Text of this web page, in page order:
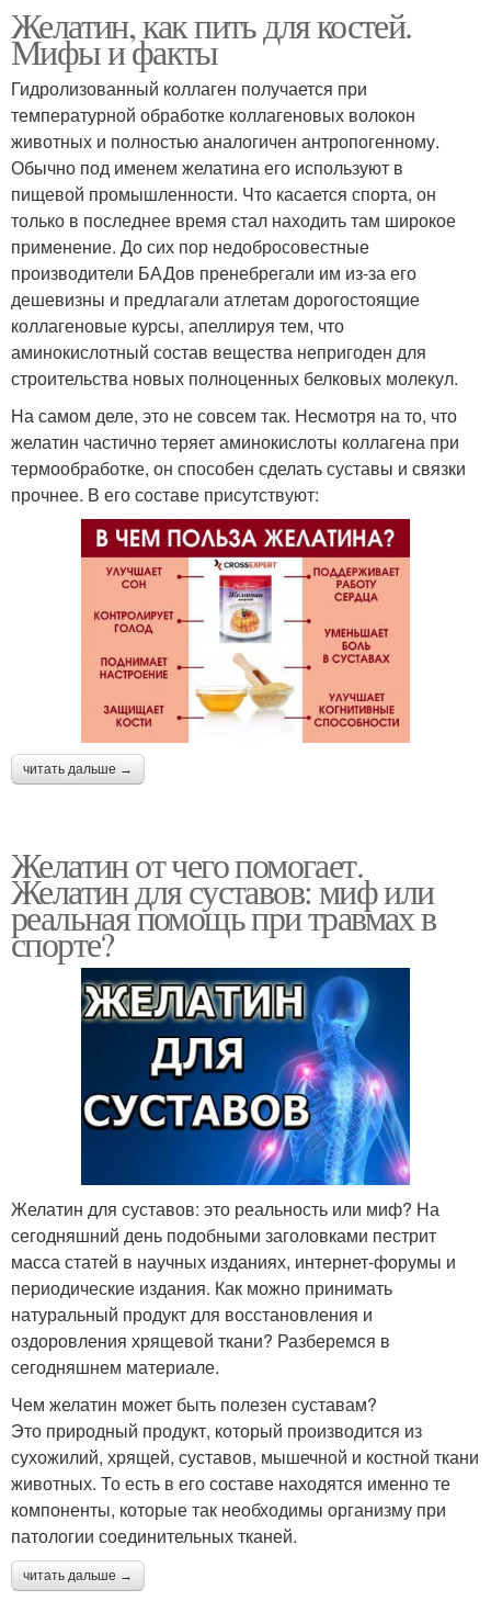
Желатин, как пить для костей.
Мифы и факты
Гидролизованный коллаген получается при
температурной обработке коллагеновых волокон
животных и полностью аналогичен антропогенному.
Обычно под именем желатина его используют в
пищевой промышленности. Что касается спорта, он
только в последнее время стал находить там широкое
применение. До сих пор недобросовестные
производители БАДов пренебрегали им из-за его
дешевизны и предлагали атлетам дорогостоящие
коллагеновые курсы, апеллируя тем, что
аминокислотный состав вещества непригоден для
строительства новых полноценных белковых молекул.
На самом деле, это не совсем так. Несмотря на то, что
желатин частично теряет аминокислоты коллагена при
термообработке, он способен сделать суставы и связки
прочнее. В его составе присутствуют:
читать дальше →
Желатин от чего помогает.
Желатин для суставов: миф или
реальная помощь при травмах в
спорте?
Желатин для суставов: это реальность или миф? На
сегодняшний день подобными заголовками пестрит
масса статей в научных изданиях, интернет-форумы и
периодические издания. Как можно принимать
натуральный продукт для восстановления и
оздоровления хрящевой ткани? Разберемся в
сегодняшнем материале.
Чем желатин может быть полезен суставам?
Это природный продукт, который производится из
сухожилий, хрящей, суставов, мышечной и костной ткани
животных. То есть в его составе находятся именно те
компоненты, которые так необходимы организму при
патологии соединительных тканей.
читать дальше →